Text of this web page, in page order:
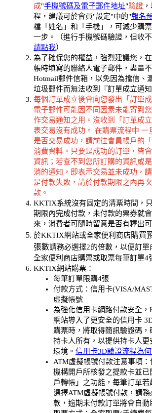
成"手機號碼及電子郵件地址"驗證
程，建議可於會員"設定"中的"報名
檔「姓名」和「手機」，可減少購
一步。（進行手機號碼驗證，但收
請點我）
為了確保您的權益，強烈建議您，
帳時填寫的聯絡人電子郵件，盡量
Hotmail郵件信箱，以免因為擋信、
垃圾郵件而無法收到『訂單成立通知
每個訂單成立後會向您發出「訂單
電子郵件可能因不同因素未能寄到
作交易通知之用。沒收到「訂單成
表交易沒有成功。 在購票流程中 一
是否交易成功，請前往會員帳戶的「
消費資料。只要是成功的訂單，皆
資訊；若查不到您所訂購的資訊或
消的通知，即表示交易並未成功，
是付款失敗，請於付款期限之內再
款。
KKTIX系統沒有固定的清票時間，
期限內完成付款，未付款的票券就
來，消費者可隨時留意是否有釋出
於KKTIX網站或全家便利商店購買
張數請務必選擇2的倍數，以便訂單
全家便利商店購票或取票每筆訂單4
KKTIX網站購票：
每筆訂單限購4張
付款方式：信用卡(VISA/
虛擬帳號
為強化信用卡網路付款安全
網站導入了更安全的信用卡
購票時，將取得簡訊驗證碼，
持卡人所有，以提供持卡人更
環境。 信用卡3D驗證流程為何
ATM虛擬帳號付款注意事項
機構開戶所核發之提款卡並已
戶轉帳」之功能，每筆訂單若
選擇ATM虛擬帳號付款，請
款，逾期未付款訂單將會自動